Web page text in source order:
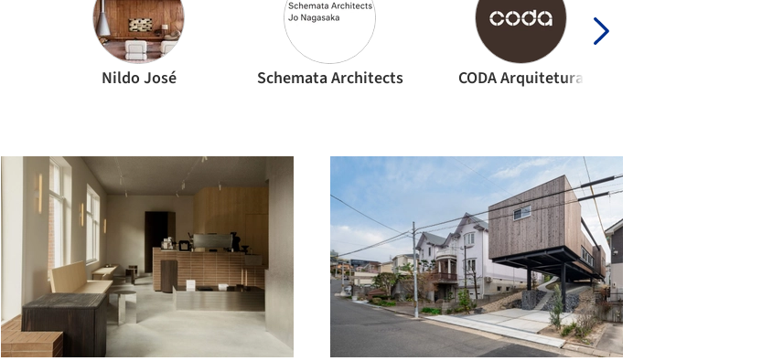
Nildo José Schemata Architects CODA Arquitetura